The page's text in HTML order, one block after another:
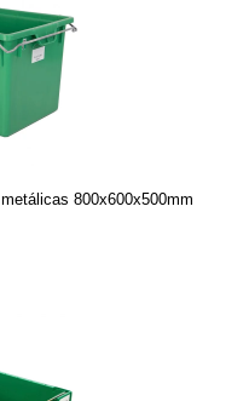
800x600x500mm